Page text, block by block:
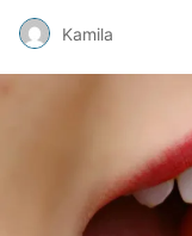
Kamila